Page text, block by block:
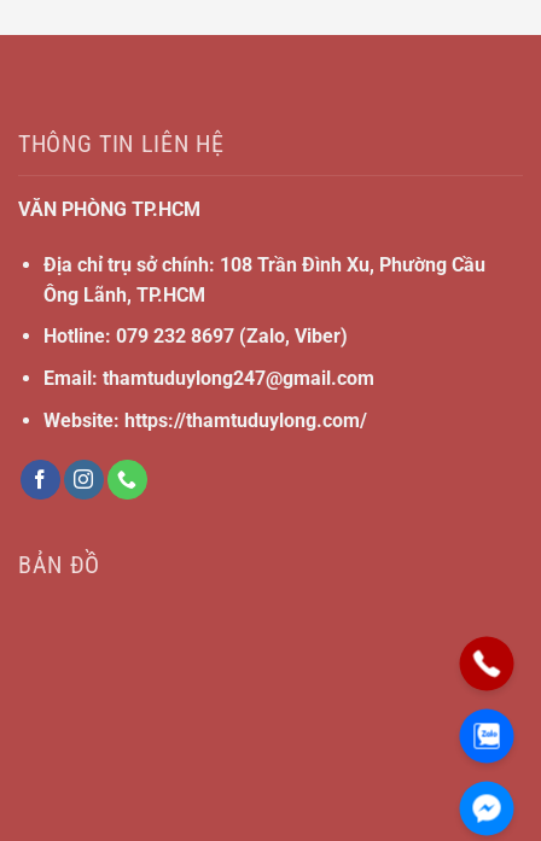
THÔNG TIN LIÊN HỆ
VĂN PHÒNG TP.HCM
Địa chỉ trụ sở chính: 108 Trần Đình Xu, Phường Cầu
Ông Lãnh, TP.HCM
Hotline: 079 232 8697(Zalo, Viber)
Email: thamtuduylong247@gmail.com
Website: https://thamtuduylong.com/
BẢN ĐỒ